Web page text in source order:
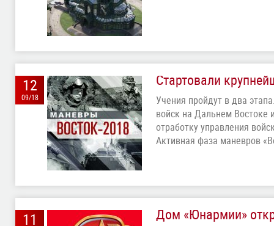
12
09/18
Стартовали
Учения пройдут в два
войск на Дальнем Востоке
отработку управления
Активная фаза маневров
11 Дом «Юнармии»